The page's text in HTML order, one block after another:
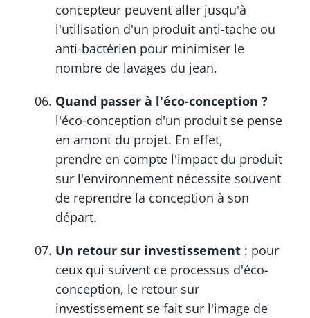
concepteur peuvent aller jusqu'à
l'utilisation d'un produit anti-tache ou
anti-bactérien pour minimiser le
nombre de lavages du jean.
Quand passer à l'éco-conception ?
l'éco-conception d'un produit se pense
en amont du projet. En effet,
prendre en compte l'impact du produit
sur l'environnement nécessite souvent
de reprendre la conception à son
départ.
Un retour sur investissement : pour
ceux qui suivent ce processus d'éco-
conception, le retour sur
investissement se fait sur l'image de